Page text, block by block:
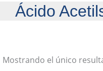
Ácido
Mostrando el único